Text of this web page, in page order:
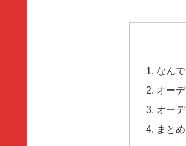
なん
オー
オー
まとめ